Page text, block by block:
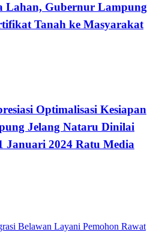
Lahan, Gubernur Lampung
Tanah ke Masyarakat
Optimalisasi Kesiapan
Jelang Nataru Dinilai
Januari 2024 Ratu Media
Belawan Layani Pemohon Rawat